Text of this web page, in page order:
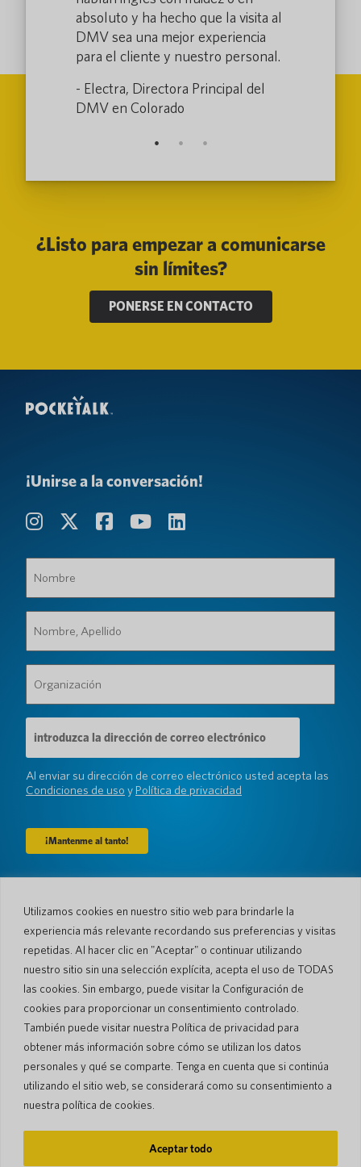
Utilizamos cookies en nuestro sitio web para brindarle la
experiencia más relevante recordando sus preferencias y visitas
repetidas. Al hacer clic en "Aceptar" o continuar utilizando
nuestro sitio sin una selección explícita, acepta el uso de TODAS
las cookies. Sin embargo, puede visitar la Configuración de
cookies para proporcionar un consentimiento controlado.
También puede visitar nuestra Política de privacidad para
obtener más información sobre cómo se utilizan los datos
personales y qué se comparte. Tenga en cuenta que si continúa
utilizando el sitio web, se considerará como su consentimiento a
nuestra política de cookies.
Aceptar todo
absoluto y ha hecho que la visita al
DMV sea una mejor experiencia
para el cliente y nuestro personal.
- Electra, Directora Principal del
DMV en Colorado
¿Listo para empezar a comunicarse
sin límites?
PONERSE EN CONTACTO
¡Unirse a la conversación!
(Requerido)
Apellido
(Requerido)
(Requerido)
Dirección
de
correo
electrónico
(Requerido)
Al enviar su dirección de correo electrónico usted acepta las
Condiciones de uso y Política de privacidad
Compañía
Sobre nosotros
Idiomas y Países
Blog
Sala de prensa
#AllSpokenHere
Apoyo
Atención al cliente
Política de Devolución
Política de Envío
Garantía limitada
Seguridad de bolsillo
Contacto
Consulta